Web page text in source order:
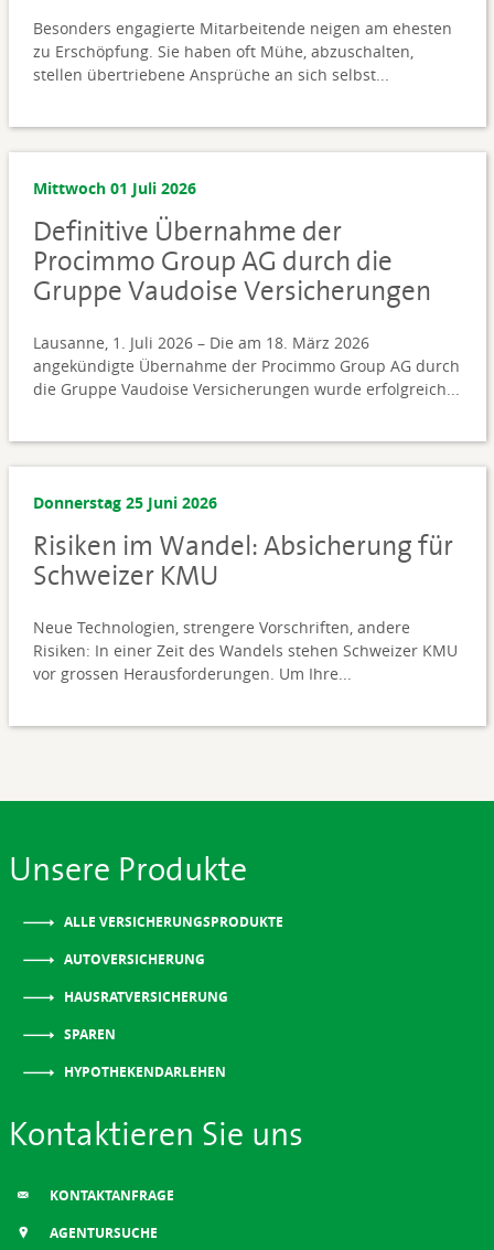
Besonders engagierte Mitarbeitende neigen am ehesten
zu Erschöpfung. Sie haben oft Mühe, abzuschalten,
stellen übertriebene Ansprüche an sich selbst...
Mittwoch 01 Juli 2026
Definitive Übernahme der
Procimmo Group AG durch die
Gruppe Vaudoise Versicherungen
Lausanne, 1. Juli 2026 – Die am 18. März 2026
angekündigte Übernahme der Procimmo Group AG durch
die Gruppe Vaudoise Versicherungen wurde erfolgreich...
Donnerstag 25 Juni 2026
Risiken im Wandel: Absicherung für
Schweizer KMU
Neue Technologien, strengere Vorschriften, andere
Risiken: In einer Zeit des Wandels stehen Schweizer KMU
vor grossen Herausforderungen. Um Ihre...
Unsere Produkte
ALLE VERSICHERUNGSPRODUKTE
AUTOVERSICHERUNG
HAUSRATVERSICHERUNG
SPAREN
HYPOTHEKENDARLEHEN
Kontaktieren Sie uns
KONTAKTANFRAGE
AGENTURSUCHE